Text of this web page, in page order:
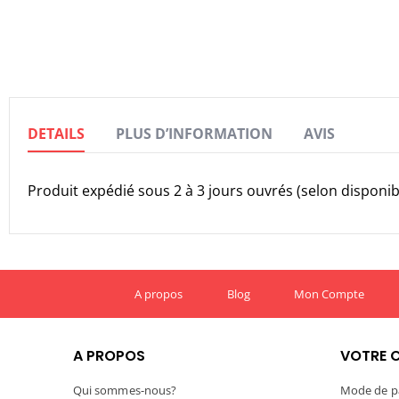
DETAILS
Produit expédié sous 2 à 3 jours ouvrés (selon
PLUS D’INFORMATION AVIS
A propos Blog Mon Compte
A PROPOS
Qui sommes-nous?
VOTRE
Mode de